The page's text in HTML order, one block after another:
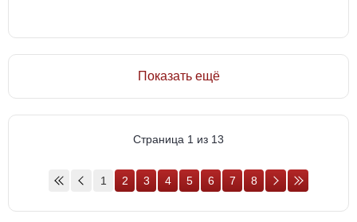
Показать ещё
Страница 1 из 13
1 2 3 4 5 6 7 8